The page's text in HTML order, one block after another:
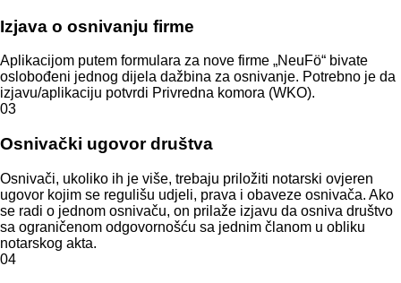
Izjava o osnivanju firme
Aplikacijom putem formulara za nove firme „NeuFö“ bivate
oslobođeni jednog dijela dažbina za osnivanje. Potrebno je da
izjavu/aplikaciju potvrdi Privredna komora (WKO).
03
Osnivački ugovor društva
Osnivači, ukoliko ih je više, trebaju priložiti notarski ovjeren
ugovor kojim se regulišu udjeli, prava i obaveze osnivača. Ako
se radi o jednom osnivaču, on prilaže izjavu da osniva društvo
sa ograničenom odgovornošću sa jednim članom u obliku
notarskog akta.
04